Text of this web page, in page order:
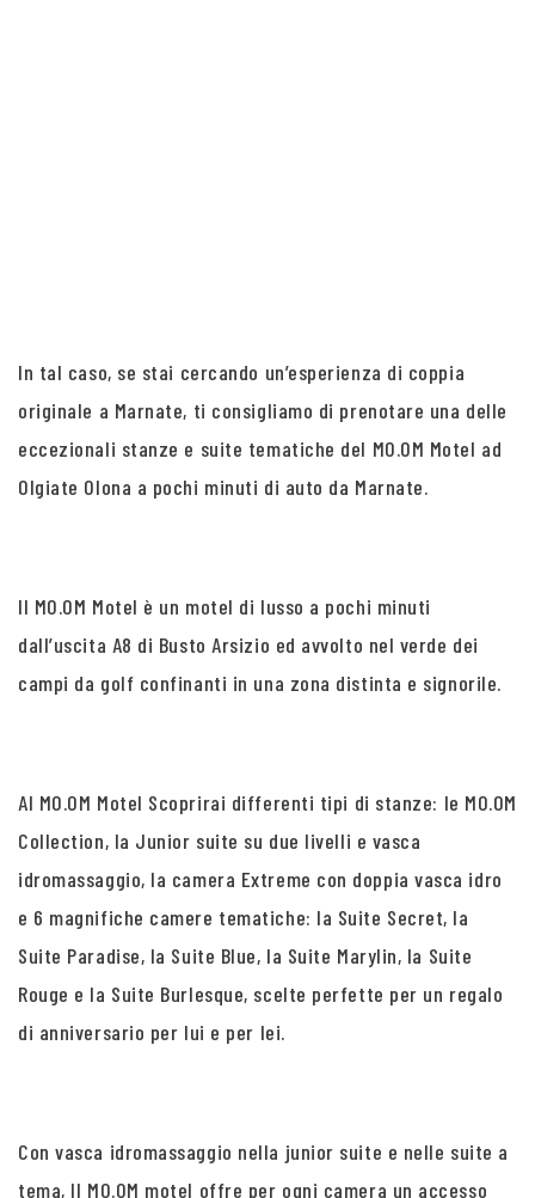
In tal caso, se stai cercando un’esperienza di coppia
originale a Marnate, ti consigliamo di prenotare una delle
eccezionali stanze e suite tematiche del MO.OM Motel ad
Olgiate Olona a pochi minuti di auto da Marnate.
Il MO.OM Motel è un motel di lusso a pochi minuti
dall’uscita A8 di Busto Arsizio ed avvolto nel verde dei
campi da golf confinanti in una zona distinta e signorile.
Al MO.OM Motel Scoprirai differenti tipi di stanze: le MO.OM
Collection, la Junior suite su due livelli e vasca
idromassaggio, la camera Extreme con doppia vasca idro
e 6 magnifiche camere tematiche: la Suite Secret, la
Suite Paradise, la Suite Blue, la Suite Marylin, la Suite
Rouge e la Suite Burlesque, scelte perfette per un regalo
di anniversario per lui e per lei.
Con vasca idromassaggio nella junior suite e nelle suite a
tema, Il MO.OM motel offre per ogni camera un accesso